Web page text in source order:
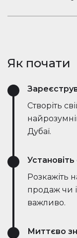
швидшими та
запитання,
одному місці.
Як почати
Створіть
Дубаї.
Розкажіть
продаж чи
важливо.
Миттєво